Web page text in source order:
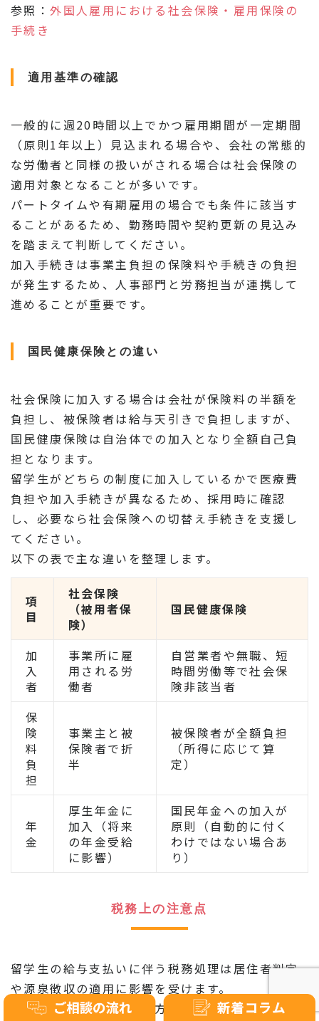
参照：外国人雇用における社会保険・雇用保険の
手続き
適用基準の確認
一般的に週20時間以上でかつ雇用期間が一定期間
（原則1年以上）見込まれる場合や、会社の常態的
な労働者と同様の扱いがされる場合は社会保険の
適用対象となることが多いです。
パートタイムや有期雇用の場合でも条件に該当す
ることがあるため、勤務時間や契約更新の見込み
を踏まえて判断してください。
加入手続きは事業主負担の保険料や手続きの負担
が発生するため、人事部門と労務担当が連携して
進めることが重要です。
国民健康保険との違い
社会保険に加入する場合は会社が保険料の半額を
負担し、被保険者は給与天引きで負担しますが、
国民健康保険は自治体での加入となり全額自己負
担となります。
留学生がどちらの制度に加入しているかで医療費
負担や加入手続きが異なるため、採用時に確認
し、必要なら社会保険への切替え手続きを支援し
てください。
以下の表で主な違いを整理します。
項
目
社会保険
（被用者保
険）
国民健康保険
加
入
者
事業所に雇
用される労
働者
自営業者や無職、短
時間労働等で社会保
険非該当者
保
険
料
負
担
事業主と被
保険者で折
半
被保険者が全額負担
（所得に応じて算
定）
年
金
厚生年金に
加入（将来
の年金受給
に影響）
国民年金への加入が
原則（自動的に付く
わけではない場合あ
り）
税務上の注意点
留学生の給与支払いに伴う税務処理は居住者判定
や源泉徴収の適用に影響を受けます。
非居住者と居住者で課税方法が異なり、年末調整